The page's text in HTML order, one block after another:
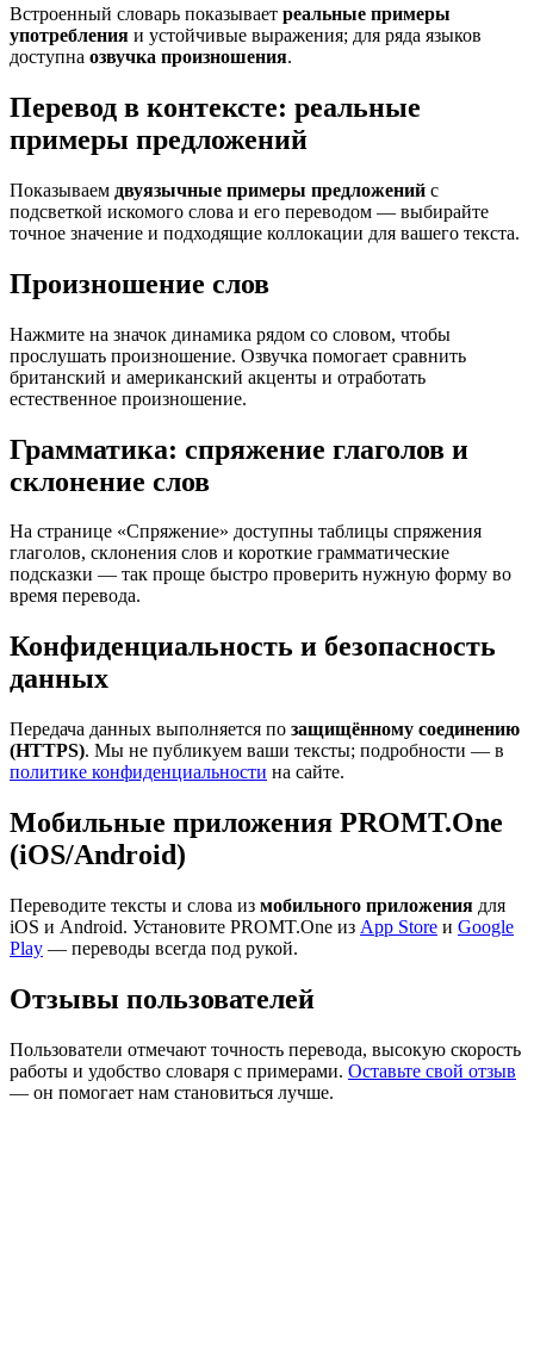
Встроенный словарь показывает реальные примеры
употребления и устойчивые выражения; для ряда языков
доступна озвучка произношения.
Перевод в контексте: реальные
примеры предложений
Показываем двуязычные примеры предложений с
подсветкой искомого слова и его переводом — выбирайте
точное значение и подходящие коллокации для вашего текста.
Произношение слов
Нажмите на значок динамика рядом со словом, чтобы
прослушать произношение. Озвучка помогает сравнить
британский и американский акценты и отработать
естественное произношение.
Грамматика: спряжение глаголов и
склонение слов
На странице «Спряжение» доступны таблицы спряжения
глаголов, склонения слов и короткие грамматические
подсказки — так проще быстро проверить нужную форму во
время перевода.
Конфиденциальность и безопасность
данных
Передача данных выполняется по защищённому соединению
(HTTPS). Мы не публикуем ваши тексты; подробности — в
политике конфиденциальности на сайте.
Мобильные приложения PROMT.One
(iOS/Android)
Переводите тексты и слова из мобильного приложения для
iOS и Android. Установите PROMT.One из App Store и Google
Play — переводы всегда под рукой.
Отзывы пользователей
Пользователи отмечают точность перевода, высокую скорость
работы и удобство словаря с примерами. Оставьте свой отзыв
— он помогает нам становиться лучше.